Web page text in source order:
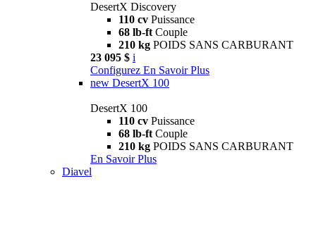
DesertX Discovery
110 cv Puissance
68 lb-ft Couple
210 kg POIDS SANS CARBURANT
23 095 $ i
Configurez En Savoir Plus
new DesertX 100
DesertX 100
110 cv Puissance
68 lb-ft Couple
210 kg POIDS SANS CARBURANT
En Savoir Plus
Diavel